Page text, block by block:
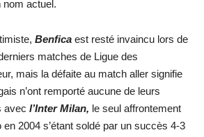
actuel.
Benfica est resté invaincu lors de
matches de Ligue des
mais la défaite au match aller signifie
n’ont remporté aucune de leurs
avec l’Inter Milan, le seul affrontement
2004 s’étant soldé par un succès 4-3